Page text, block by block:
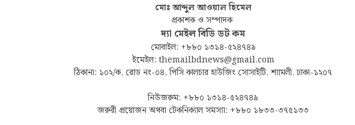
মোঃ আব্দুল আওয়াল হিমেল
প্রকাশক ও সম্পাদক
দ্যা মেইল বিডি ডট কম
মোবাইল: +৮৮০ ১৩১৪-৫২৪৭৪৯
ইমেইল: themailbdnews@gmail.com
ঠিকানা: ১০২/ক, রোড নং-০৪, পিসি কালচার হাউজিং সোসাইটি, শ্যামলী, ঢাকা-১২০৭
নিউজরুম: +৮৮০ ১৩১৪-৫২৪৭৪৯
জরুরী প্রয়োজন অথবা টেকনিক্যাল সমস্যা: +৮৮০ ১৮৩৩-৩৭৫১৩৩